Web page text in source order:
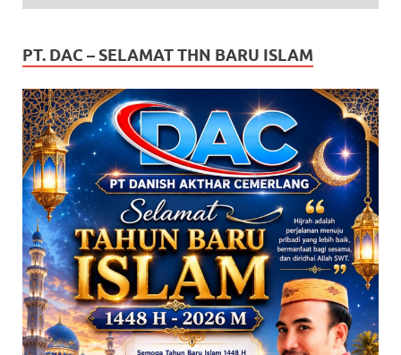
PT. DAC – SELAMAT THN BARU ISLAM